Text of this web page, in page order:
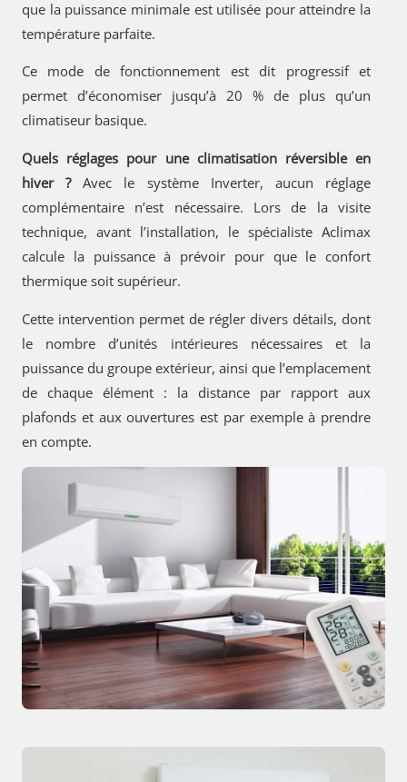
que la puissance minimale est utilisée pour atteindre la
température parfaite.
Ce mode de fonctionnement est dit progressif et
permet d’économiser jusqu’à 20 % de plus qu’un
climatiseur basique.
Quels réglages pour une climatisation réversible en
hiver ?Avec le système Inverter, aucun réglage
complémentaire n’est nécessaire. Lors de la visite
technique, avant l’installation, le spécialiste Aclimax
calcule la puissance à prévoir pour que le confort
thermique soit supérieur.
Cette intervention permet de régler divers détails, dont
le nombre d’unités intérieures nécessaires et la
puissance du groupe extérieur, ainsi que l’emplacement
de chaque élément : la distance par rapport aux
plafonds et aux ouvertures est par exemple à prendre
en compte.